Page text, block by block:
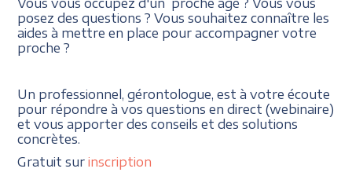
posez des questions ? Vous souhaitez connaître les
aides à mettre en place pour accompagner votre
proche ?
Un professionnel, gérontologue, est à votre écoute
pour répondre à vos questions en direct (webinaire)
et vous apporter des conseils et des solutions
concrètes.
Gratuit surinscription